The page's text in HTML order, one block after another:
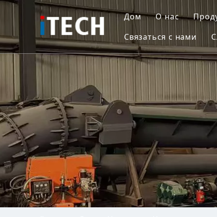
Дом О нас
Связаться с нами